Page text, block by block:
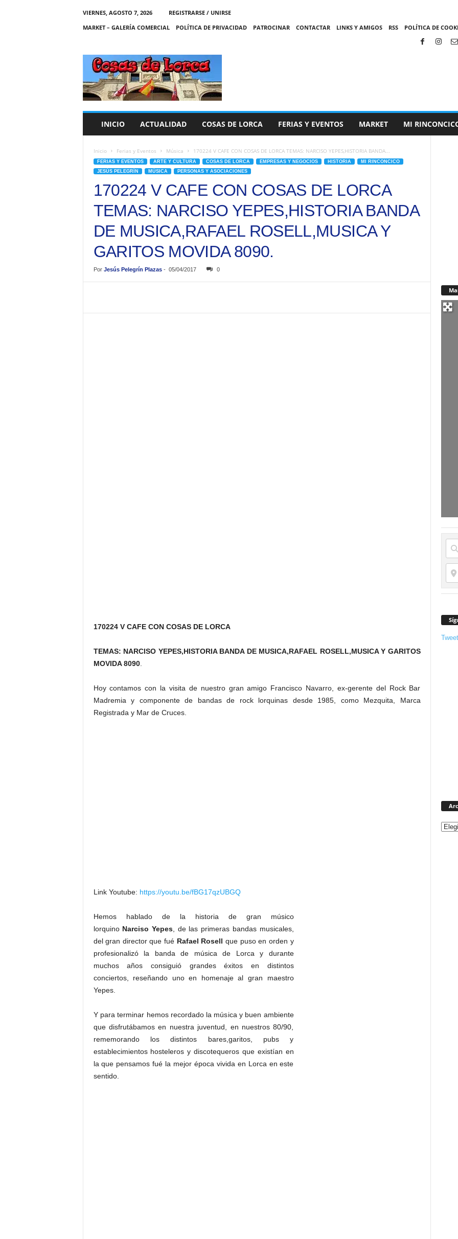
VIERNES, AGOSTO 7, 2026
REGISTRARSE / UNIRSE
MARKET – GALERÍA COMERCIAL
POLÍTICA DE PRIVACIDAD PATROCINAR CONTACTAR LINKS Y AMIGOS RSS POLÍTICA DE
C
A
S
INICIO ACTUALIDAD COSAS DE LORCA FERIAS Y EVENTOS MARKET MI
Inicio Ferias y Eventos Música 170224 V CAFE CON COSAS DE LORCA TEMAS: NARCISO YEPES,HISTORIA BANDA...
FERIAS Y EVENTOS ARTE Y CULTURA COSAS DE LORCA EMPRESAS Y NEGOCIOS HISTORIA
MI RINCONCICO
JESÚS PELEGRÍN
MÚSICA PERSONAS Y ASOCIACIONES
170224 V CAFE CON COSAS DE LORCA
TEMAS: NARCISO YEPES,HISTORIA BANDA
DE MUSICA,RAFAEL ROSELL,MUSICA Y
GARITOS MOVIDA 8090.
Por Jesús Pelegrín Plazas- 05/04/2017 0
170224 V CAFE CON COSAS DE LORCA
TEMAS: NARCISO YEPES,HISTORIA BANDA DE MUSICA,RAFAEL ROSELL,MUSICA Y GARITOS
MOVIDA 8090.
Hoy contamos con la visita de nuestro gran amigo Francisco Navarro, ex-gerente del Rock Bar
Madremia y componente de bandas de rock lorquinas desde 1985, como Mezquita, Marca
Registrada y Mar de Cruces.
Link Youtube: https://youtu.be/fBG17qzUBGQ
Hemos hablado de la historia de gran músico
lorquino Narciso Yepes, de las primeras bandas musicales,
del gran director que fué Rafael Rosell que puso en orden y
profesionalizó la banda de música de Lorca y durante
muchos años consiguió grandes éxitos en distintos
conciertos, reseñando uno en homenaje al gran maestro
Yepes.
Y para terminar hemos recordado la música y buen ambiente
que disfrutábamos en nuestra juventud, en nuestros 80/90,
rememorando los distintos bares,garitos, pubs y
establecimientos hosteleros y discotequeros que existían en
la que pensamos fué la mejor época vivida en Lorca en este
sentido.